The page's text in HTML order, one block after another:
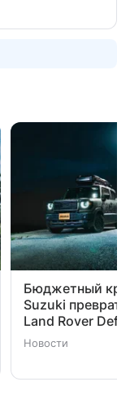
Бюджетный
Suzuki
Land Rover
Новости